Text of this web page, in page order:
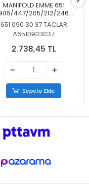
MANİFOLD EMME 651
447/205/212/246
KELEBEKSİZ
651 090 30 37 TACLAR
A6510903037
2.738,45 TL
Sepete Ekle